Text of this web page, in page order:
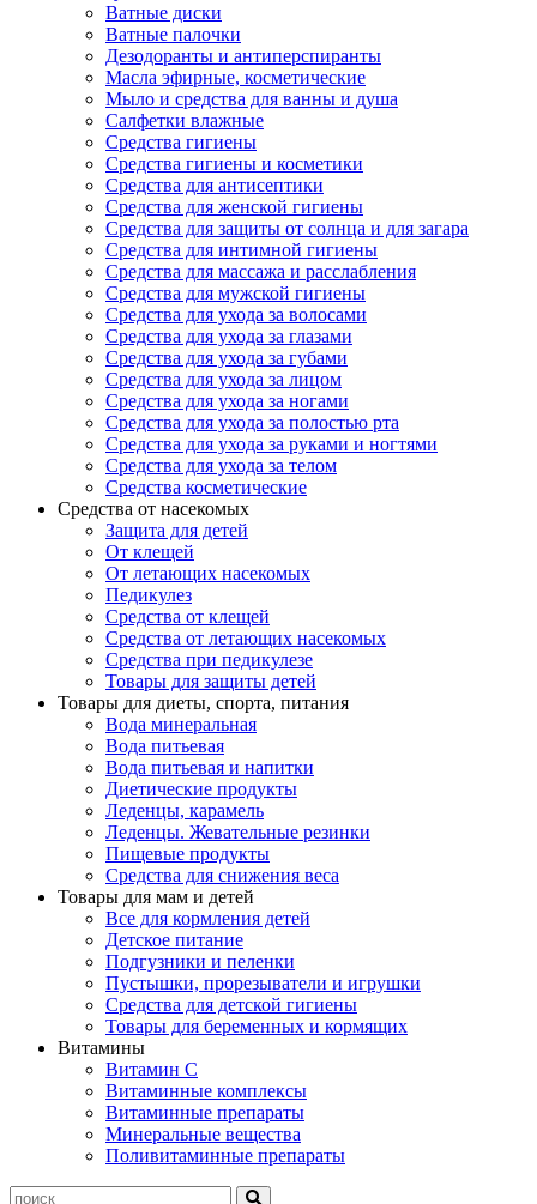
Ватные диски
Ватные палочки
Дезодоранты и антиперспиранты
Масла эфирные, косметические
Мыло и средства для ванны и душа
Салфетки влажные
Средства гигиены
Средства гигиены и косметики
Средства для антисептики
Средства для женской гигиены
Средства для защиты от солнца и для загара
Средства для интимной гигиены
Средства для массажа и расслабления
Средства для мужской гигиены
Средства для ухода за волосами
Средства для ухода за глазами
Средства для ухода за губами
Средства для ухода за лицом
Средства для ухода за ногами
Средства для ухода за полостью рта
Средства для ухода за руками и ногтями
Средства для ухода за телом
Средства косметические
Средства от насекомых
Защита для детей
От клещей
От летающих насекомых
Педикулез
Средства от клещей
Средства от летающих насекомых
Средства при педикулезе
Товары для защиты детей
Товары для диеты, спорта, питания
Вода минеральная
Вода питьевая
Вода питьевая и напитки
Диетические продукты
Леденцы, карамель
Леденцы. Жевательные резинки
Пищевые продукты
Средства для снижения веса
Товары для мам и детей
Все для кормления детей
Детское питание
Подгузники и пеленки
Пустышки, прорезыватели и игрушки
Средства для детской гигиены
Товары для беременных и кормящих
Витамины
Витамин С
Витаминные комплексы
Витаминные препараты
Минеральные вещества
Поливитаминные препараты